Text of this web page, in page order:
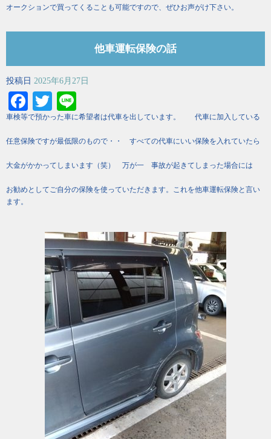
オークションで買ってくることも可能ですので、ぜひお声がけ下さい。
他車運転保険の話
投稿日 2025年6月27日
Facebook
Twitter
車検等で預かった車に希望者は代車を出しています。 代車に加入している
任意保険ですが最低限のもので・・ すべての代車にいい保険を入れていたら
大金がかかってしまいます（笑） 万が一 事故が起きてしまった場合には
お勧めとしてご自分の保険を使っていただきます。これを他車運転保険と言い
ます。